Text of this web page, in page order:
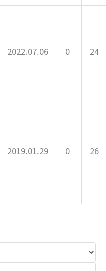
2022.07.06 0 24
2019.01.29 0 26